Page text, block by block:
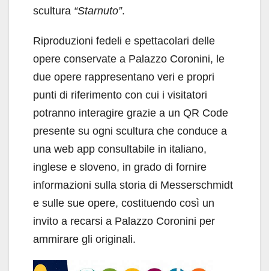
scultura “Starnuto”.
Riproduzioni fedeli e spettacolari delle
opere conservate a Palazzo Coronini, le
due opere rappresentano veri e propri
punti di riferimento con cui i visitatori
potranno interagire grazie a un QR Code
presente su ogni scultura che conduce a
una web app consultabile in italiano,
inglese e sloveno, in grado di fornire
informazioni sulla storia di Messerschmidt
e sulle sue opere, costituendo così un
invito a recarsi a Palazzo Coronini per
ammirare gli originali.